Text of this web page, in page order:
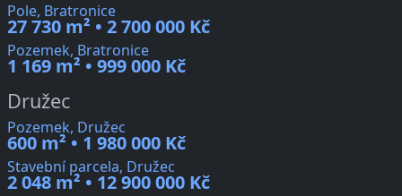
Pole, Bratronice
27 730 m² • 2 700 000 Kč
Pozemek, Bratronice
1 169 m² • 999 000 Kč
Družec
Pozemek, Družec
600 m² • 1 980 000 Kč
Stavební parcela, Družec
2 048 m² • 12 900 000 Kč